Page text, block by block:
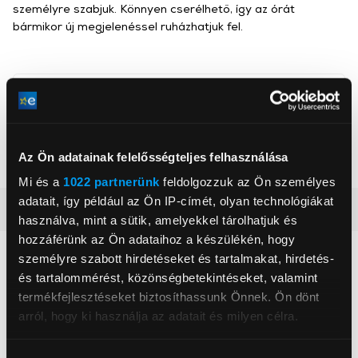
Az Ön adatainak felelősségteljes felhasználása
Mi és a 1022 partnerünk feldolgozzuk az Ön személyes
adatait, így például az Ön IP-címét, olyan technológiákat
használva, mint a sütik, amelyekkel tárolhatjuk és
hozzáférünk az Ön adataihoz a készülékén, hogy
személyre szabott hirdetéseket és tartalmakat, hirdetés-
és tartalommérést, közönségbetekintéseket, valamint
termékfejlesztéseket biztosíthassunk Önnek. Ön dönt
arról, hogy ki használja az adatait és milyen célra.
Gigapack
Szín Szürke, Sötétkék
személyre szabjuk. Könnyen cserélhető, így az órát
bármikor új megjelenéssel ruházhatjuk fel.
Részletes ismertető
Neked ajánljuk